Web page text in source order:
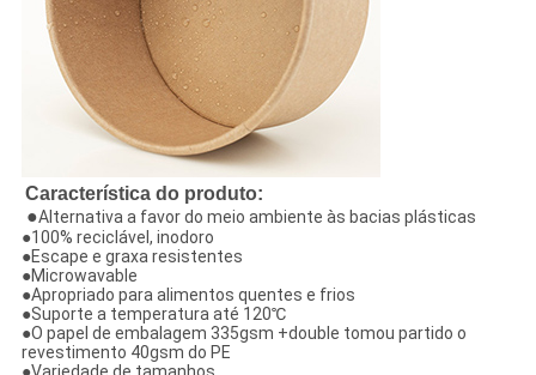
Característica do produto:
●Alternativa a favor do meio ambiente às bacias plásticas
●100% reciclável, inodoro
●Escape e graxa resistentes
●Microwavable
●Apropriado para alimentos quentes e frios
●Suporte a temperatura até 120℃
●O papel de embalagem 335gsm +double tomou partido o
revestimento 40gsm do PE